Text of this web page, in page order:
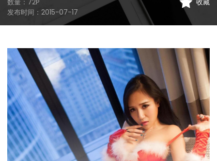
数量： 72P
发布时间： 2015-07-17